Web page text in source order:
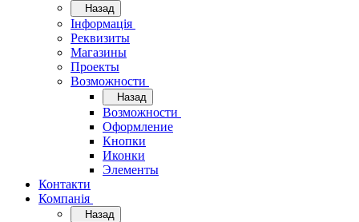
Назад
Інформація
Реквизиты
Магазины
Проекты
Возможности
Назад
Возможности
Оформление
Кнопки
Иконки
Элементы
Контакти
Компанія
Назад